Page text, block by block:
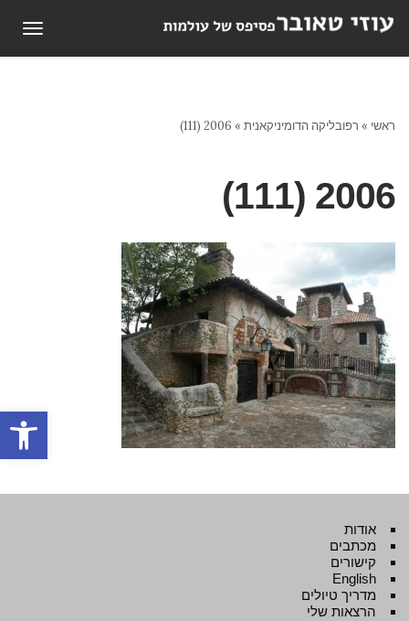
פתח
ראשי » רפובליקה הדומיניקאנית »
2006 (111)
2006 (111)
אודות
מכתבים
קישורים
English
מדריך טיולים
הרצאות שלי